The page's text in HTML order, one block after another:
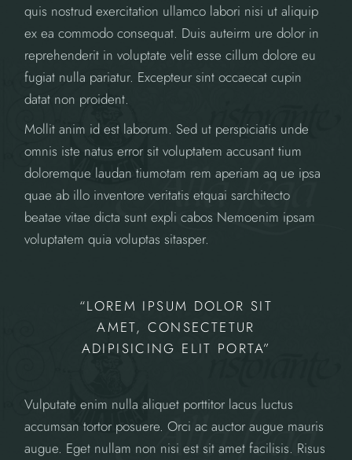
quis nostrud exercitation ullamco labori nisi ut aliquip
ex ea commodo consequat. Duis auteirm ure dolor in
reprehenderit in voluptate velit esse cillum dolore eu
fugiat nulla pariatur. Excepteur sint occaecat cupin
datat non proident.
Mollit anim id est laborum. Sed ut perspiciatis unde
omnis iste natus error sit voluptatem accusant tium
doloremque laudan tiumotam rem aperiam aq ue ipsa
quae ab illo inventore veritatis etquai sarchitecto
beatae vitae dicta sunt expli cabos Nemoenim ipsam
voluptatem quia voluptas sitasper.
“LOREM IPSUM DOLOR SIT
AMET, CONSECTETUR
ADIPISICING ELIT PORTA”
Vulputate enim nulla aliquet porttitor lacus luctus
accumsan tortor posuere. Orci ac auctor augue mauris
augue. Eget nullam non nisi est sit amet facilisis. Risus